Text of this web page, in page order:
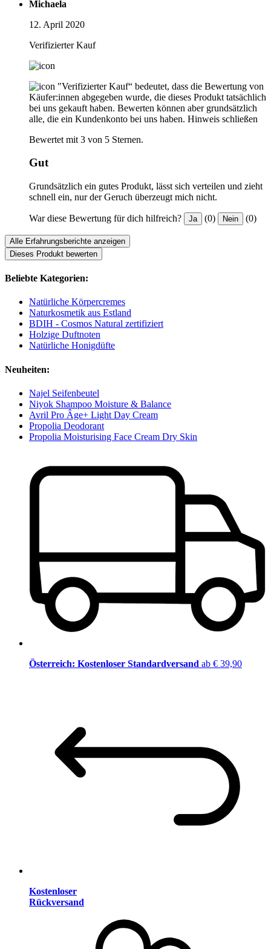
Michaela
12. April 2020
Verifizierter Kauf
"Verifizierter Kauf“ bedeutet, dass die Bewertung von
Käufer:innen abgegeben wurde, die dieses Produkt tatsächlich
bei uns gekauft haben. Bewerten können aber grundsätzlich
alle, die ein Kundenkonto bei uns haben. Hinweis schließen
Bewertet mit 3 von 5 Sternen.
Gut
Grundsätzlich ein gutes Produkt, lässt sich verteilen und zieht
schnell ein, nur der Geruch überzeugt mich nicht.
War diese Bewertung für dich hilfreich? Ja (0) Nein (0)
Alle Erfahrungsberichte anzeigen
Dieses Produkt bewerten
Beliebte Kategorien:
Natürliche Körpercremes
Naturkosmetik aus Estland
BDIH - Cosmos Natural zertifiziert
Holzige Duftnoten
Natürliche Honigdüfte
Neuheiten:
Najel Seifenbeutel
Niyok Shampoo Moisture & Balance
Avril Pro Âge+ Light Day Cream
Propolia Deodorant
Propolia Moisturising Face Cream Dry Skin
Österreich: Kostenloser Standardversand ab € 39,90
Kostenloser
Rückversand